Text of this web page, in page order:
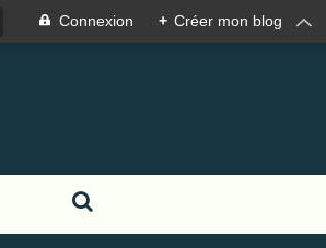
Connexion + Créer mon blog